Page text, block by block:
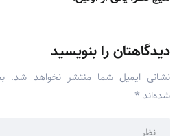
دیدگاهتان را بنویسید
نشانی ایمیل شما منتشر نخواهد شد.
شده‌اند *